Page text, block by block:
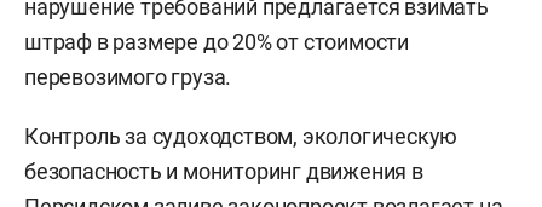
нарушение требований предлагается взимать
штраф в размере до 20% от стоимости
перевозимого груза.
Контроль за судоходством, экологическую
безопасность и мониторинг движения в